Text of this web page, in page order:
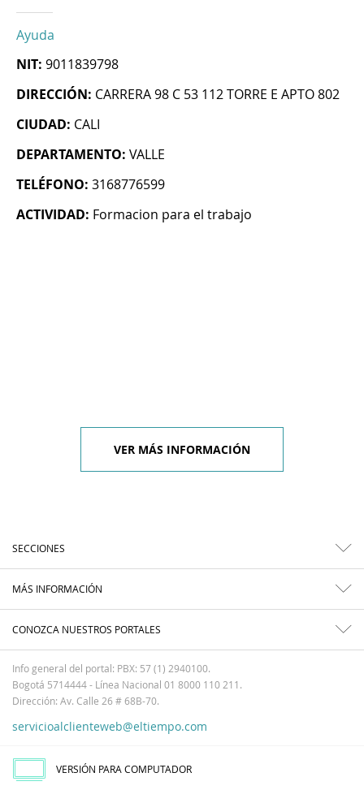
Ayuda
NIT: 9011839798
DIRECCIÓN: CARRERA 98 C 53 112 TORRE E APTO 802
CIUDAD: CALI
DEPARTAMENTO: VALLE
TELÉFONO: 3168776599
ACTIVIDAD: Formacion para el trabajo
VER MÁS INFORMACIÓN
SECCIONES
MÁS INFORMACIÓN
CONOZCA NUESTROS PORTALES
Info general del portal: PBX: 57 (1) 2940100.
Bogotá 5714444 - Línea Nacional 01 8000 110 211.
Dirección: Av. Calle 26 # 68B-70.
servicioalclienteweb@eltiempo.com
VERSIÓN PARA COMPUTADOR